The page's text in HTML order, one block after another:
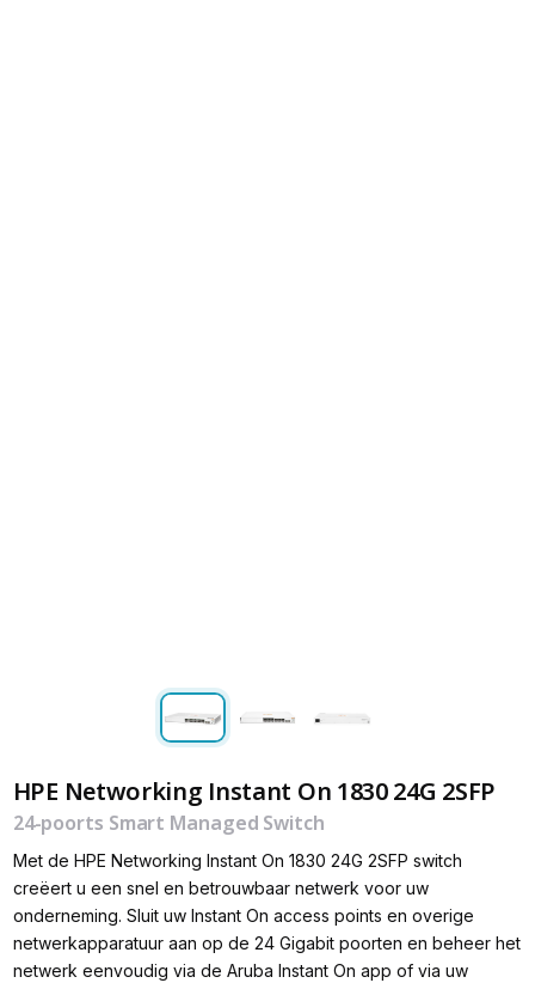
HPE Networking Instant On 1830 24G 2SFP
24-poorts Smart Managed Switch
Met de HPE Networking Instant On 1830 24G 2SFP switch
creëert u een snel en betrouwbaar netwerk voor uw
onderneming. Sluit uw Instant On access points en overige
netwerkapparatuur aan op de 24 Gigabit poorten en beheer het
netwerk eenvoudig via de Aruba Instant On app of via uw